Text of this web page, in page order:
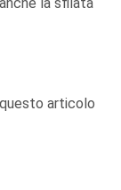
la sfilata
articolo